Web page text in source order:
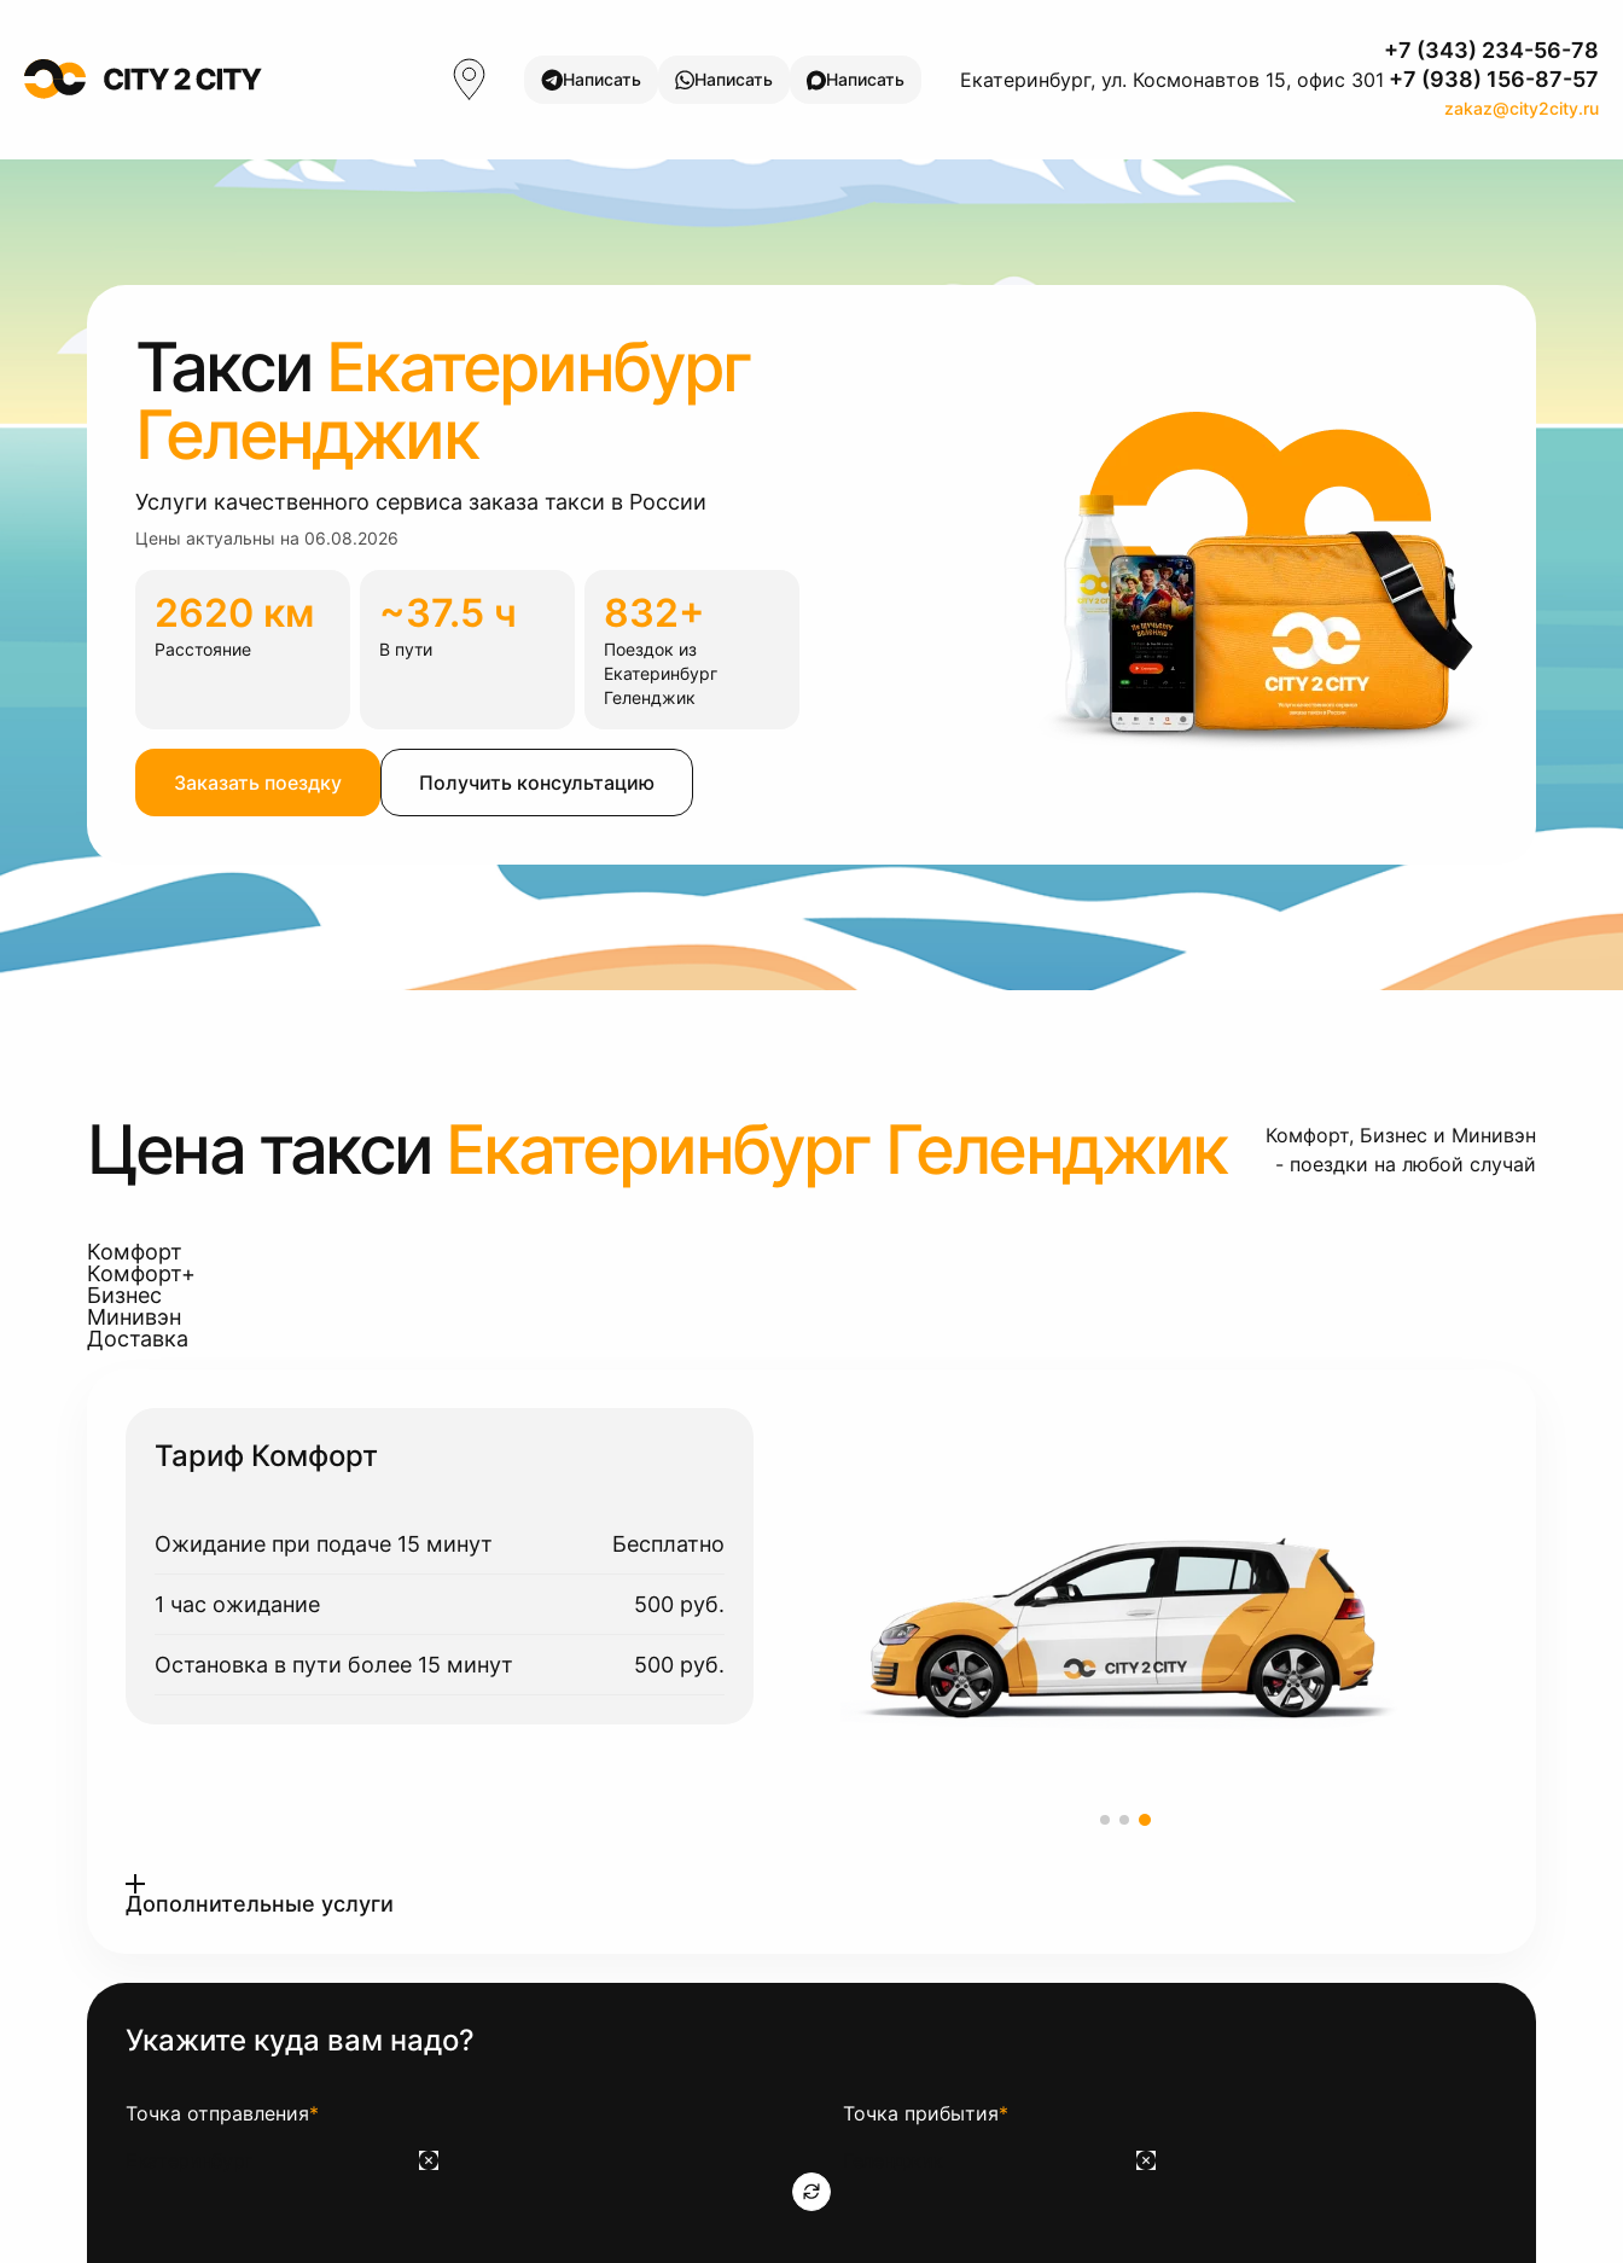
Написать Написать Написать Екатеринбург, ул. Космонавтов 15, офис 301
+7 (343) 234-56-78
+7 (938) 156-87-57
zakaz@city2city.ru
Такси Екатеринбург
Геленджик
Услуги качественного сервиса заказа такси в России
Цены актуальны на 06.08.2026
2620 км
Расстояние
~37.5 ч
В пути
832+
Поездок из
Екатеринбург
Геленджик
Заказать поездку Получить консультацию
Цена такси Екатеринбург Геленджик
Комфорт, Бизнес и Минивэн
- поездки на любой случай
Комфорт
Комфорт+
Бизнес
Минивэн
Доставка
Тариф Комфорт
Ожидание при подаче 15 минут Бесплатно
1 час ожидание 500 руб.
Остановка в пути более 15 минут 500 руб.
Дополнительные услуги
Укажите куда вам надо?
Точка отправления* Точка прибытия*